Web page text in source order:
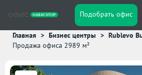
Подобрать офис
Главная Бизнес центры
Rublevo
Продажа офиса 2989 м²